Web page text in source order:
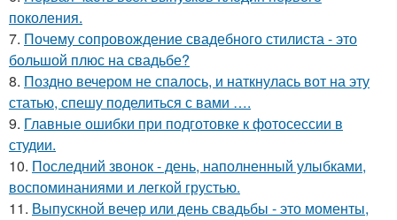
поколения.
7. Почему сопровождение свадебного стилиста - это
большой плюс на свадьбе?
8. Поздно вечером не спалось, и наткнулась вот на эту
статью, спешу поделиться с вами ….
9. Главные ошибки при подготовке к фотосессии в
студии.
10. Последний звонок - день, наполненный улыбками,
воспоминаниями и легкой грустью.
11. Выпускной вечер или день свадьбы - это моменты,